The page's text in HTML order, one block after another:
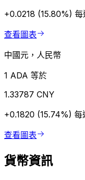
+0.0218 (15.80%) 每
查看圖表
中國元，人民幣
1 ADA 等於
1.33787 CNY
+0.1820 (15.74%) 每
查看圖表
貨幣資訊